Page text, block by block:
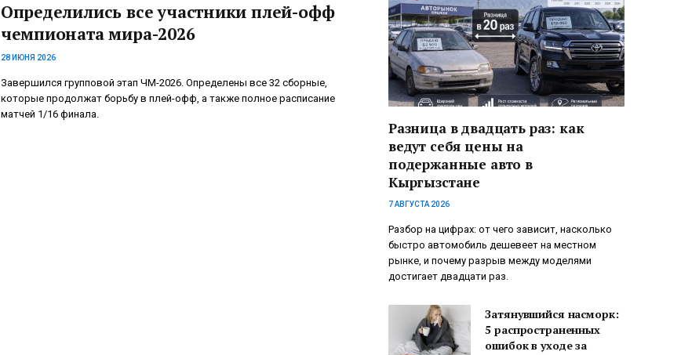
Определились все участники плей-офф
чемпионата мира-2026
28 ИЮНЯ 2026
Завершился групповой этап ЧМ-2026. Определены все 32 сборные,
которые продолжат борьбу в плей-офф, а также полное расписание
матчей 1/16 финала.
Разница в двадцать раз: как
ведут себя цены на
подержанные авто в
Кыргызстане
7 АВГУСТА 2026
Разбор на цифрах: от чего зависит, насколько
быстро автомобиль дешевеет на местном
рынке, и почему разрыв между моделями
достигает двадцати раз.
Затянувшийся насморк:
5 распространенных
ошибок в уходе за